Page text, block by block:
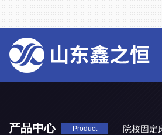
产品中心 Product
院校固定